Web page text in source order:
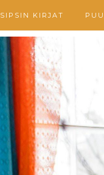
SIPSIN KIRJAT